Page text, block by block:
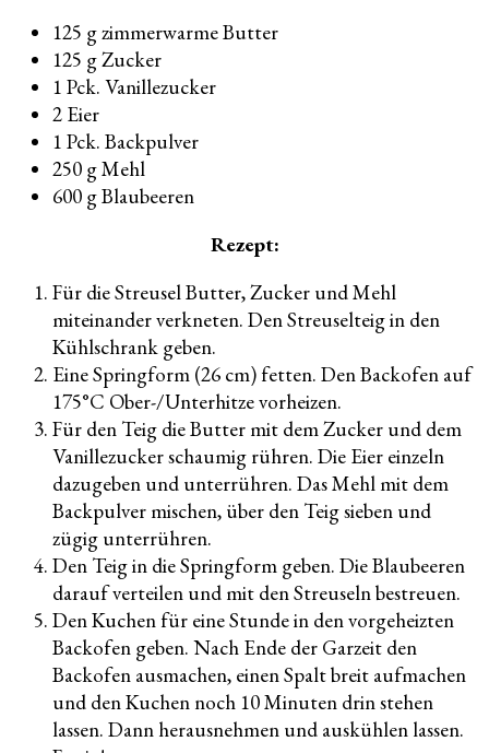
125 g zimmerwarme Butter
125 g Zucker
1 Pck. Vanillezucker
2 Eier
1 Pck. Backpulver
250 g Mehl
600 g Blaubeeren
Rezept:
Für die Streusel Butter, Zucker und Mehl
miteinander verkneten. Den Streuselteig in den
Kühlschrank geben.
Eine Springform (26 cm) fetten. Den Backofen auf
175°C Ober-/Unterhitze vorheizen.
Für den Teig die Butter mit dem Zucker und dem
Vanillezucker schaumig rühren. Die Eier einzeln
dazugeben und unterrühren. Das Mehl mit dem
Backpulver mischen, über den Teig sieben und
zügig unterrühren.
Den Teig in die Springform geben. Die Blaubeeren
darauf verteilen und mit den Streuseln bestreuen.
Den Kuchen für eine Stunde in den vorgeheizten
Backofen geben. Nach Ende der Garzeit den
Backofen ausmachen, einen Spalt breit aufmachen
und den Kuchen noch 10 Minuten drin stehen
lassen. Dann herausnehmen und auskühlen lassen.